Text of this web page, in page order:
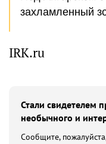
захламленный
IRK.ru
Стали свидетелем
необычного и
Сообщите,